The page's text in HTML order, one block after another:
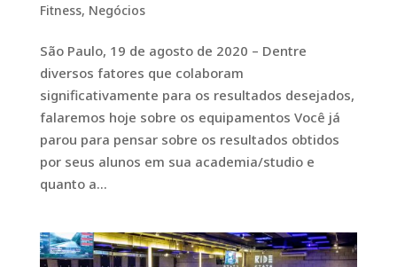
Fitness, Negócios
São Paulo, 19 de agosto de 2020 – Dentre
diversos fatores que colaboram
significativamente para os resultados desejados,
falaremos hoje sobre os equipamentos Você já
parou para pensar sobre os resultados obtidos
por seus alunos em sua academia/studio e
quanto a...